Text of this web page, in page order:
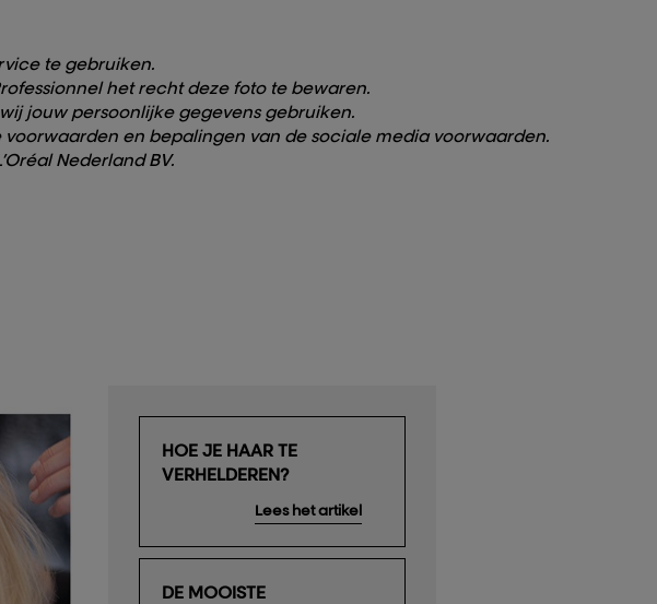
te gebruiken.
het recht deze foto te bewaren.
jouw persoonlijke gegevens gebruiken.
en bepalingen van de sociale media voorwaarden.
Nederland BV.
HOE JE HAAR TE
VERHELDEREN?
Lees het artikel
DE MOOISTE